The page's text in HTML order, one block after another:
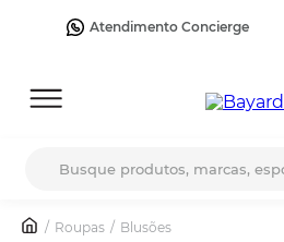
Atendimento Concierge
Roupas Blusões